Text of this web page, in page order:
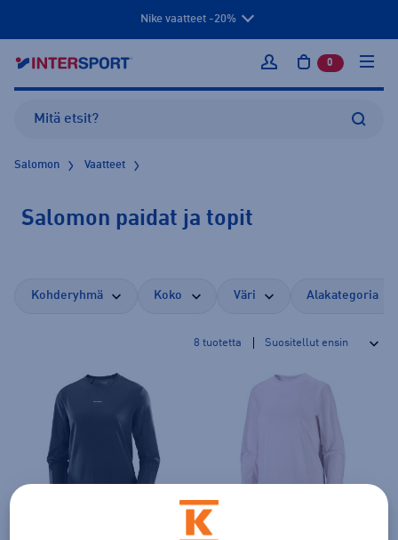
Nike vaatteet -20%
Kirjaudu sisään
0 tuotetta
Salomon Vaatteet
Salomon paidat ja topit
Kohderyhmä Koko Väri Alakategoria
8 tuotetta
Salomon